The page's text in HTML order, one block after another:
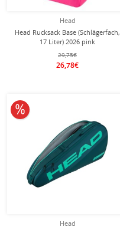
Head
Head Rucksack Base (Schlägerfach,
17 Liter) 2026 pink
29,75€
26,78€
Head
10% reduziert